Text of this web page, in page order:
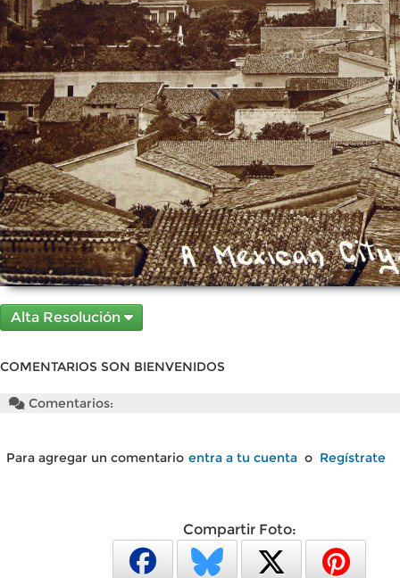
Alta Resolución
COMENTARIOS SON BIENVENIDOS
Comentarios:
Para agregar un comentario entra a tu cuenta o Regístrate
Compartir Foto: